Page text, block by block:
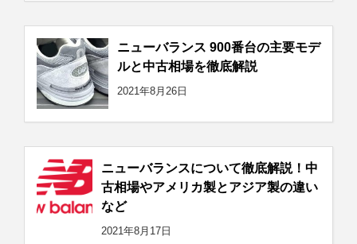
ニューバランス 900番台の主要モデ
ルと中古相場を徹底解説
2021年8月26日
ニューバランスについて徹底解説！中
古相場やアメリカ製とアジア製の違い
など
2021年8月17日